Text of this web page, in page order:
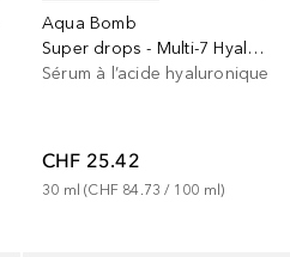
Aqua Bomb
Super drops - Multi-7 Hyaluron serum
Sérum à l’acide hyaluronique
CHF 25.42
30 ml (CHF 84.73 / 100 ml)